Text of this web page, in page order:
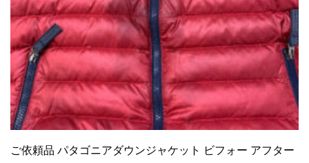
ご依頼品 パタゴニアダウンジャケット ビフォー アフター